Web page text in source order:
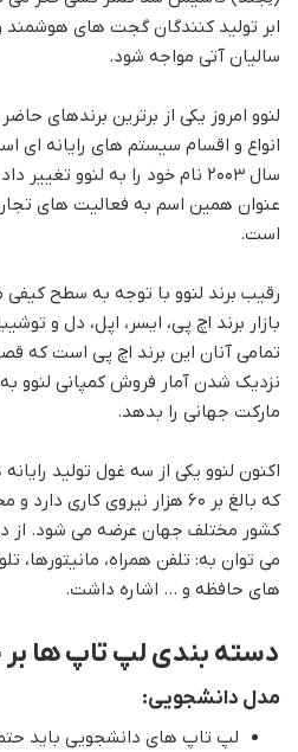
ابر تولید کنندگان گجت های
سالیان آتی مواجه شود.
لنوو امروز یکی از برترین برندهای
انواع و اقسام سیستم های رایانه ای
سال 2003 نام خود را به لنوو
عنوان همین اسم به فعالیت های
است.
رقیب برند لنوو با توجه به سطح
بازار برند اچ پی، ایسر، اپل، دل و
تمامی آنان این برند اچ پی است که
نزدیک شدن آمار فروش کمپانی لنوو
مارکت جهانی را بدهد.
اکنون لنوو یکی از سه غول تولید
کشور مختلف جهان عرضه می شود. از
می توان به: تلفن همراه، مانیتورها،
های حافظه و … اشاره داشت.
دسته بندی لپ تاپ ها بر
مدل دانشجویی:
لپ تاپ های دانشجویی باید